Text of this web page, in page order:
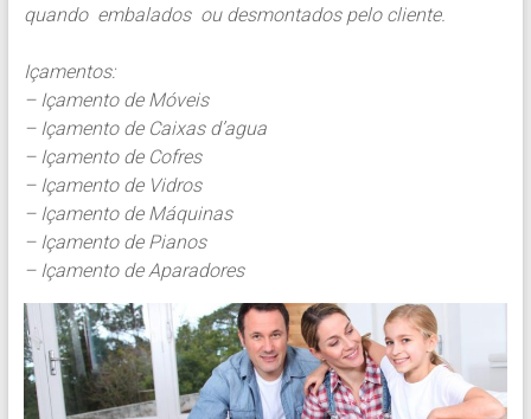
quando embalados ou desmontados pelo cliente.
Içamentos:
– Içamento de Móveis
– Içamento de Caixas d’agua
– Içamento de Cofres
– Içamento de Vidros
– Içamento de Máquinas
– Içamento de Pianos
– Içamento de Aparadores